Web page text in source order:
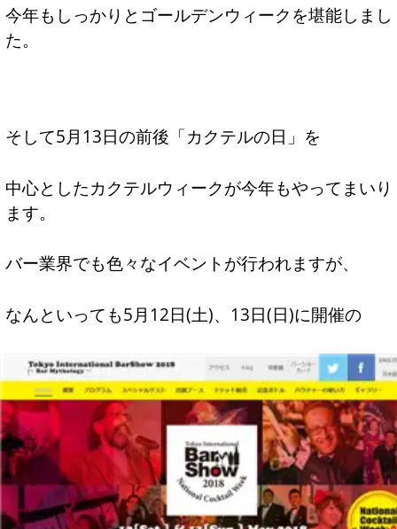
今年もしっかりとゴールデンウィークを堪能しまし
た。
そして5月13日の前後「カクテルの日」を
中心としたカクテルウィークが今年もやってまいり
ます。
バー業界でも色々なイベントが行われますが、
なんといっても5月12日(土)、13日(日)に開催の